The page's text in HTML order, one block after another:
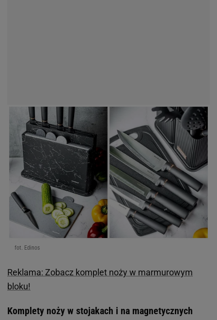
fot. Edinos
Reklama: Zobacz komplet noży w marmurowym
bloku!
Komplety noży w stojakach i na magnetycznych